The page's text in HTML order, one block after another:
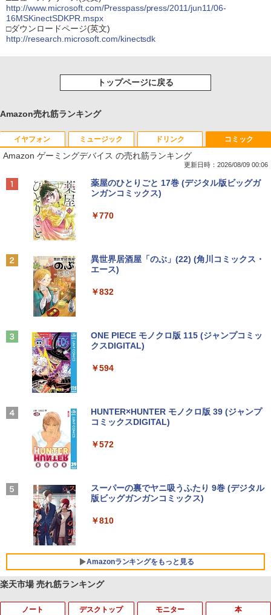
http://www.microsoft.com/Presspass/press/2011/jun11/06-
16MSKinectSDKPR.mspx
□ダウンロードページ(英文)
http://research.microsoft.com/kinectsdk
トップページに戻る
Amazon売れ筋ランキング
イヤフォン
Anker Soundcore P42i (Bluetooth 6.1)【完
全ワイヤレスイヤホン/ウルトラノイズキャン
間再生 / コンパクト形状/持ち運びに便利 / IP5
￥9,990
Anker Soundcore P31i ピンク
Anker Soundcore Liberty 5 ディープブルー
【2026年アップグレード版】AOKIMI ワイヤ
セリング 自動ペアリング Type-C充電 マイク
付き 防水 タッチ式音量調整 スポーツ/通勤/通
学/WEB会議(ホワイト)
Xiaomi シャオミ REDMI Buds 8 Lite ワイヤ
レスイヤホン Bluetooth 5.4 ノイズキャンセ
リング ANC 36時間再生
￥3,480
ミュージック
BRUCE WAYNE feat. Flo Milli, ATL Jacob
[Explicit]
￥250
BRUCE WAYNE feat. Flo Milli, ATL Jacob
[Explicit]
￥250
見知らぬ糸
On My Road (Stadium ver.)
On My Road (Stadium ver.)
ドリンク
by Amazon 天然水 ラベルレス 500ml ×24本
富士山の天然水 バナジウム含有 水 ミネラル
ットル (Smart Basic)
【Amazon.co.jp限定】 い・ろ・は・す 2L P
by Amazon 天然水ラベルレス 2L×9本
￥1,117
by Amazon 炭酸水 ラベルレス 500ml ×24本
art Basic)
【Amazon.co.jp限定】 伊藤園 磨かれて、澄
] [ 水 ] [ ペットボトル ] [ 箱買い ] [ ストック
￥998
コミック
Amazon ゲーミングデバイス の売れ筋ランキング
更新日時：2026/08/09 00:06
薬屋のひとりごと 17巻 (デジタル版ビッグガ
ンガンコミックス)
￥770
異世界居酒屋「のぶ」(22) (角川コミックス・
エース)
￥832
ONE PIECE モノクロ版 115 (ジャンプコミッ
クスDIGITAL)
￥594
HUNTER×HUNTER モノクロ版 39 (ジャンプ
コミックスDIGITAL)
￥572
スーパーの裏でヤニ吸うふたり 9巻 (デジタル
版ビッグガンガンコミックス)
￥810
Amazonランキングをもっと見る
楽天市場 売れ筋ランキング
ノート デスクトップ モニター 本